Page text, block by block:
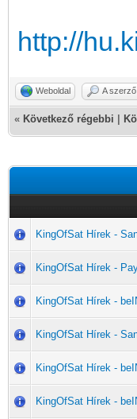
http://
Weboldal A
« Következő régebbi
KingOfSat Hírek -
KingOfSat Hírek -
KingOfSat Hírek -
KingOfSat Hírek -
KingOfSat Hírek -
KingOfSat Hírek -